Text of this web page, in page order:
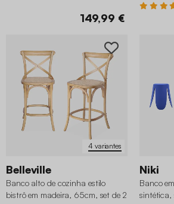
149,99 €
4 variantes
Belleville
Banco alto de cozinha estilo
bistrô em madeira, 65cm, set de 2
Niki
Banco
sintética,